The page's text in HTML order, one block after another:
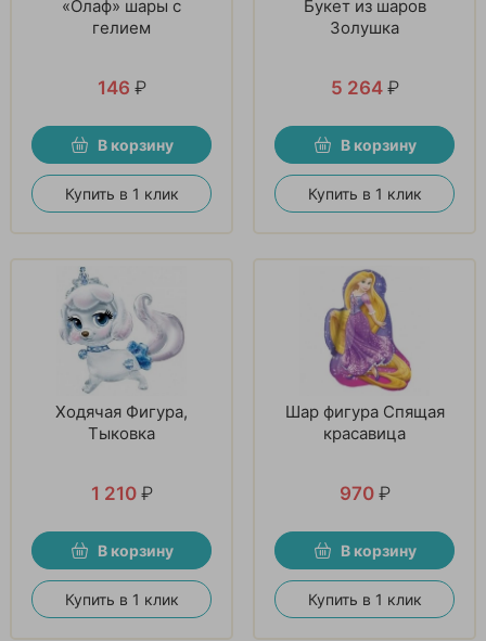
«Олаф» шары с
гелием
146 ₽
В корзину
Купить в 1 клик
Букет из шаров
Золушка
5 264 ₽
В корзину
Купить в 1 клик
Ходячая Фигура,
Тыковка
1 210 ₽
В корзину
Купить в 1 клик
Шар фигура Спящая
красавица
970 ₽
В корзину
Купить в 1 клик